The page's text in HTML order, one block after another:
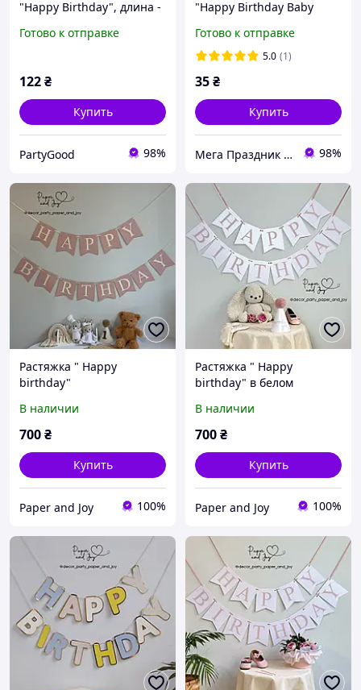
"Happy Birthday", длина -
Готово к отправке
122₴
Купить
PartyGood 98%
"Happy Birthday Baby
Готово к отправке
5.0 (1)
35₴
Купить
Мега Праздник – магазин аксессуаров для праздника и все для оформления воздушными шарами ОПТ. 98%
Растяжка " Happy
birthday"
В наличии
700₴
Купить
Paper and Joy 100%
Растяжка " Happy
birthday" в белом
розовой надписью
В наличии
700₴
Купить
Paper and Joy 100%